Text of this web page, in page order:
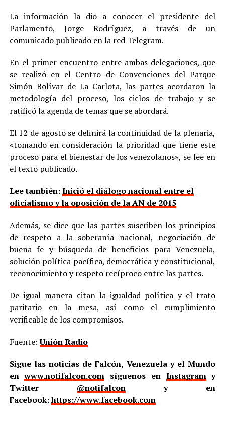
La información la dio a conocer el presidente del
Parlamento, Jorge Rodríguez, a través de un
comunicado publicado en la red Telegram.
En el primer encuentro entre ambas delegaciones, que
se realizó en el Centro de Convenciones del Parque
Simón Bolívar de La Carlota, las partes acordaron la
metodología del proceso, los ciclos de trabajo y se
ratificó la agenda de temas que se abordará.
El 12 de agosto se definirá la continuidad de la plenaria,
«tomando en consideración la prioridad que tiene este
proceso para el bienestar de los venezolanos», se lee en
el texto publicado.
Lee también:Inició el diálogo nacional entre el
oficialismo y la oposición de la AN de 2015
Además, se dice que las partes suscriben los principios
de respeto a la soberanía nacional, negociación de
buena fe y búsqueda de beneficios para Venezuela,
solución política pacífica, democrática y constitucional,
reconocimiento y respeto recíproco entre las partes.
De igual manera citan la igualdad política y el trato
paritario en la mesa, así como el cumplimiento
verificable de los compromisos.
Fuente:Unión Radio
Sigue las noticias de Falcón, Venezuela y el Mundo
enwww.notifalcon.com síguenos en Instagramy
Twitter @notifalcony en
Facebook:https://www.facebook.com